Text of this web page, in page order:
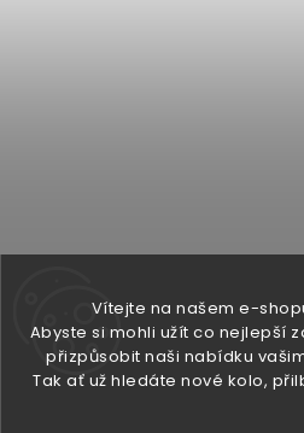
Vítejte na našem e-
Abyste si mohli užít co nejlepší
přizpůsobit naši nabídku
Tak ať už hledáte nové kolo,